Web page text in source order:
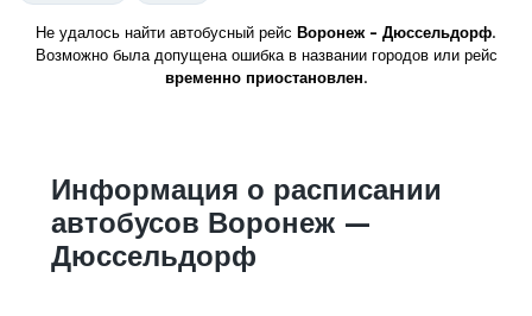
Не удалось найти автобусный рейс Воронеж - Дюссельдорф.
Возможно была допущена ошибка в названии городов или рейс
временно приостановлен.
Информация о расписании
автобусов Воронеж —
Дюссельдорф